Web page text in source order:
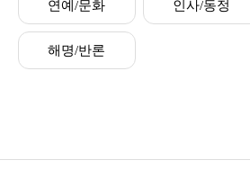
연예/문화 인사/동정
해명/반론